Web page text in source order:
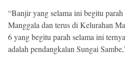
“Banjir yang selama ini begitu
Manggala dan terus di Kelurahan
6 yang begitu parah selama ini
adalah pendangkalan Sungai